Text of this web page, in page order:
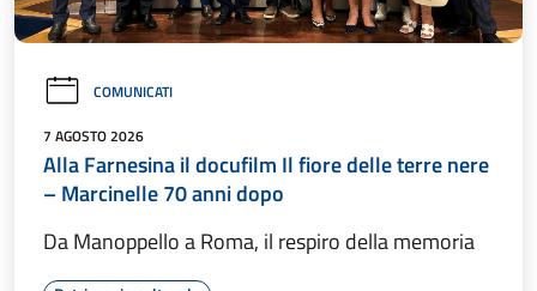
COMUNICATI
7 AGOSTO 2026
Alla Farnesina il docufilm Il fiore delle terre nere
– Marcinelle 70 anni dopo
Da Manoppello a Roma, il respiro della memoria